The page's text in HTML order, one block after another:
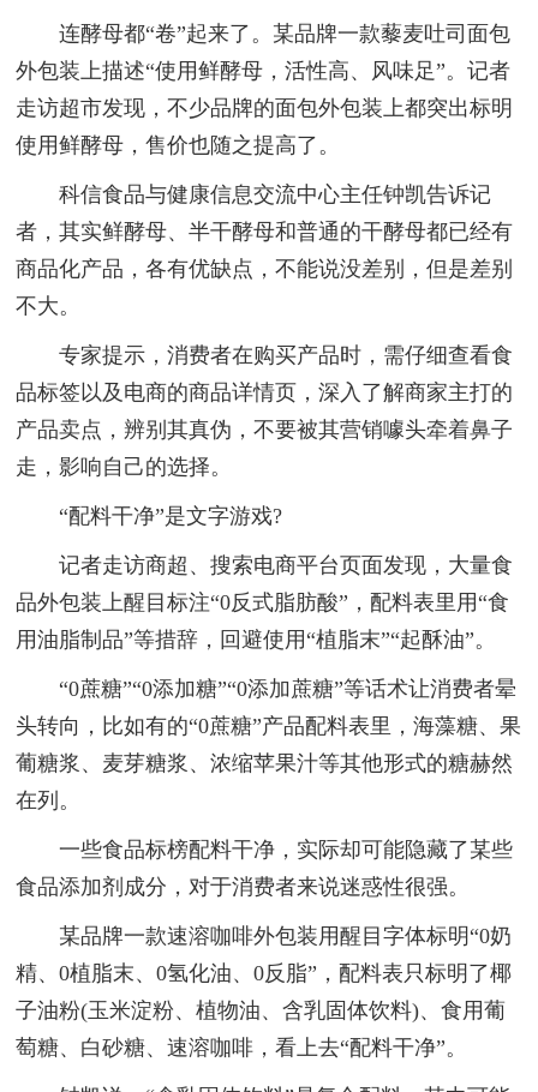
连酵母都“卷”起来了。某品牌一款藜麦吐司面包
外包装上描述“使用鲜酵母，活性高、风味足”。记者
走访超市发现，不少品牌的面包外包装上都突出标明
使用鲜酵母，售价也随之提高了。
科信食品与健康信息交流中心主任钟凯告诉记
者，其实鲜酵母、半干酵母和普通的干酵母都已经有
商品化产品，各有优缺点，不能说没差别，但是差别
不大。
专家提示，消费者在购买产品时，需仔细查看食
品标签以及电商的商品详情页，深入了解商家主打的
产品卖点，辨别其真伪，不要被其营销噱头牵着鼻子
走，影响自己的选择。
“配料干净”是文字游戏?
记者走访商超、搜索电商平台页面发现，大量食
品外包装上醒目标注“0反式脂肪酸”，配料表里用“食
用油脂制品”等措辞，回避使用“植脂末”“起酥油”。
“0蔗糖”“0添加糖”“0添加蔗糖”等话术让消费者晕
头转向，比如有的“0蔗糖”产品配料表里，海藻糖、果
葡糖浆、麦芽糖浆、浓缩苹果汁等其他形式的糖赫然
在列。
一些食品标榜配料干净，实际却可能隐藏了某些
食品添加剂成分，对于消费者来说迷惑性很强。
某品牌一款速溶咖啡外包装用醒目字体标明“0奶
精、0植脂末、0氢化油、0反脂”，配料表只标明了椰
子油粉(玉米淀粉、植物油、含乳固体饮料)、食用葡
萄糖、白砂糖、速溶咖啡，看上去“配料干净”。